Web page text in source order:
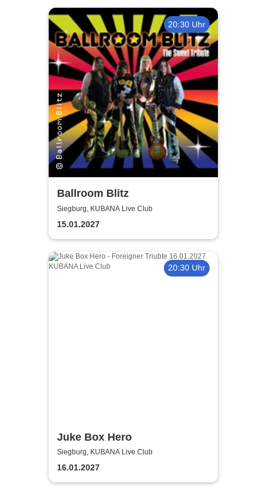
20:30 Uhr
Ballroom Blitz
Siegburg, KUBANA Live Club
15.01.2027
20:30 Uhr
Juke Box Hero
Siegburg, KUBANA Live Club
16.01.2027